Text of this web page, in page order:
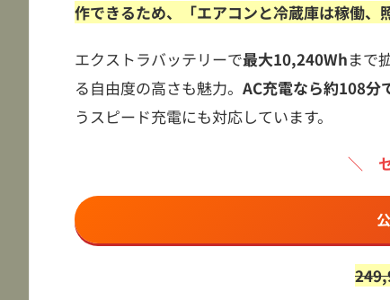
作できるため、「エアコンと冷蔵庫は稼働、
エクストラバッテリーで最大10,240Whまで
る自由度の高さも魅力。 AC充電なら約108分
うスピード充電にも対応しています。
＼